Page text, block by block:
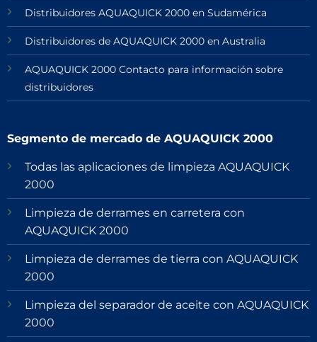
Distribuidores AQUAQUICK 2000 en Sudamérica
Distribuidores de AQUAQUICK 2000 en Australia
AQUAQUICK 2000 Contacto para información sobre
distribuidores
Segmento de mercado de AQUAQUICK 2000
Todas las aplicaciones de limpieza AQUAQUICK
2000
Limpieza de derrames en carretera con
AQUAQUICK 2000
Limpieza de derrames de tierra con AQUAQUICK
2000
Limpieza del separador de aceite con AQUAQUICK
2000